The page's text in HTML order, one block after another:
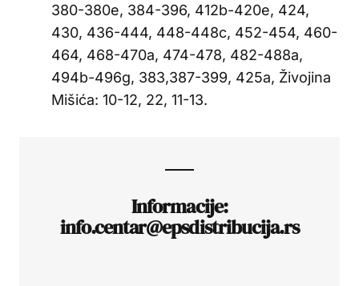
380-380e, 384-396, 412b-420e, 424,
430, 436-444, 448-448c, 452-454, 460-
464, 468-470a, 474-478, 482-488a,
494b-496g, 383,387-399, 425a, Živojina
Mišića: 10-12, 22, 11-13.
Informacije:
info.centar@epsdistribucija.rs